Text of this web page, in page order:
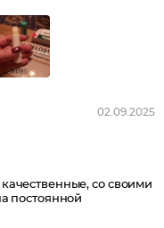
02.09.2025
со своими
постоянной